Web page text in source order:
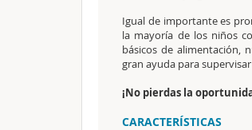
Igual de importante es
la mayoría de los niños
básicos de alimentación,
gran ayuda para
¡No pierdas la
CARACTERÍSTICAS